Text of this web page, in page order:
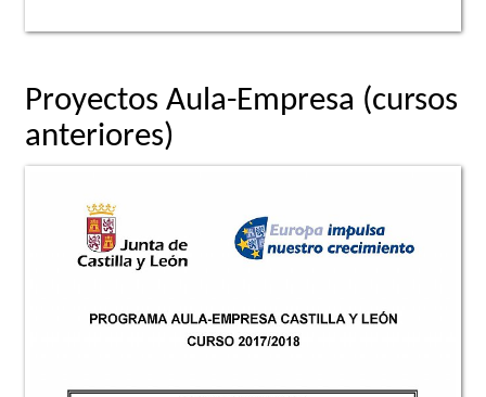
Proyectos Aula-Empresa (cursos
anteriores)